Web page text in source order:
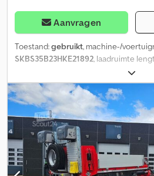
Aanvragen
Toestand:gebruikt, machine-/
SKBS35B23HKE21892, laadruimte
,
Bouwjaar:2017, = Extra opties en
achter - Luchtvering voor = Meer
Laadvermogen: 25.780 kg Maximaal
Dksdpfxozp Ur Ds Akhor Staat
Technische staat: redelijk Optische
Staat van de voorbanden: 40 Staat
Voorbanden: 275/70 R 22.5
informatie Neem contact op met